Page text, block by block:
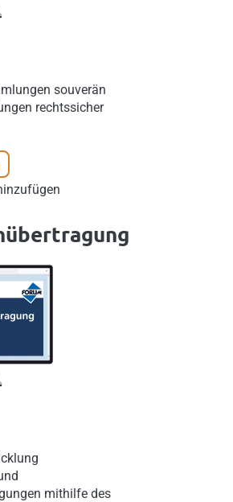
souverän
rechtssicher
mithilfe des